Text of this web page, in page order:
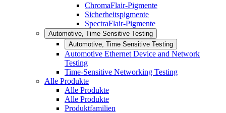
ChromaFlair-Pigmente
Sicherheitspigmente
SpectraFlair-Pigmente
Automotive, Time Sensitive Testing
Automotive, Time Sensitive Testing
Automotive Ethernet Device and Network
Testing
Time-Sensitive Networking Testing
Alle Produkte
Alle Produkte
Alle Produkte
Produktfamilien